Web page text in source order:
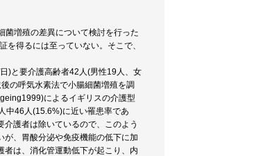
菌増殖の差異について検討を行った
得るには至っていない。そこで、
)と要介護高齢者42人(男性19人、女
の呼気水素法で小腸細菌増殖を調
によるイギリスの介護型
中46人(15.6%)に近い罹患率であ
護者は除いているので、このよう
、胃酸分泌や免疫機能の低下に加
者は、消化管運動低下が起こり、内